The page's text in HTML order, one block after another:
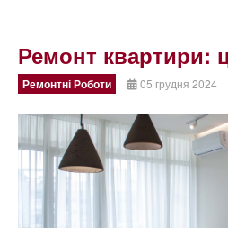
Ремонт квартири:
Ремонтні Роботи 05 грудня 2024